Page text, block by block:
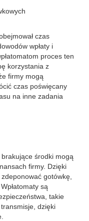
czas
wpłaty i
proces ten
korzystania z
firmy mogą
czas poświęcany
na inne zadania
środki mogą
firmy. Dzięki
gotówkę,
są
takie
dzięki